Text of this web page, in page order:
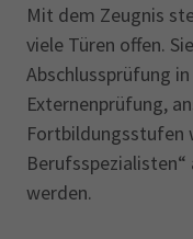
Mit dem Zeugnis
viele Türen offen.
Abschlussprüfung
Externenprüfung,
Fortbildungsstufen
werden.